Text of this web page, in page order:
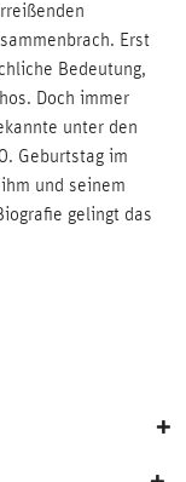
Erst
Bedeutung,
Doch immer
unter den
Geburtstag im
und seinem
gelingt das